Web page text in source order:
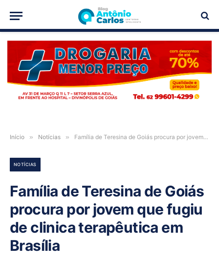
PUBLICIDADE
Início » Notícias » Família de Teresina de Goiás procura por jovem que fugiu de clinica terapêutica em Brasília
NOTÍCIAS
Família de Teresina de Goiás
procura por jovem que fugiu
de clinica terapêutica em
Brasília